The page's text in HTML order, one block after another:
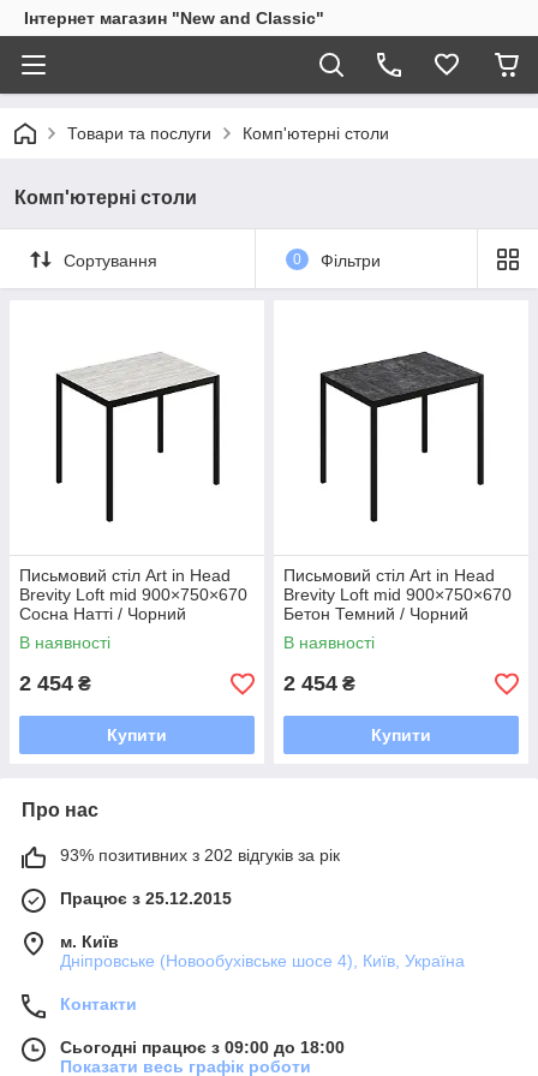
Інтернет магазин "New and Classic"
Товари та послуги Комп'ютерні столи
Комп'ютерні столи
Сортування 0 Фільтри
Письмовий стіл Art in Head
Brevity Loft mid 900×750×670
Сосна Натті / Чорний
(TB02350000030)
В наявності
2 454 ₴
Купити
Письмовий стіл Art in Head
Brevity Loft mid 900×750×670
Бетон Темний / Чорний
(TB02360000030)
В наявності
2 454 ₴
Купити
Про нас
93% позитивних з 202 відгуків за рік
Працює з 25.12.2015
м. Київ
Дніпровське (Новообухівське шосе 4), Київ, Україна
Контакти
Сьогодні працює з 09:00 до 18:00
Показати весь графік роботи